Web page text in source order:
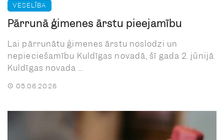
VESELĪBA
Pārrunā ģimenes ārstu pieejamību
Lai pārrunātu ģimenes ārstu noslodzi un
nepieciešamību Kuldīgas novadā, šī gada 2. jūnijā
Kuldīgas novada ...
05.06.2026